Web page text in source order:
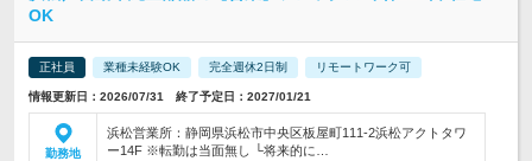
OK
正社員 業種未経験OK 完全週休2日制 リモートワーク可
情報更新日：2026/07/31 終了予定日：2027/01/21
勤務地
浜松営業所：静岡県浜松市中央区板屋町111-2浜松アクトタワ
ー14F ※転勤は当面無し └将来的に…